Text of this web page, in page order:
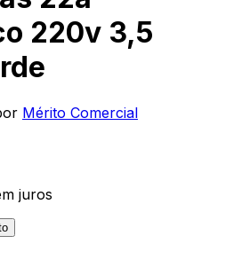
220v 3,5
Mérito Comercial
juros